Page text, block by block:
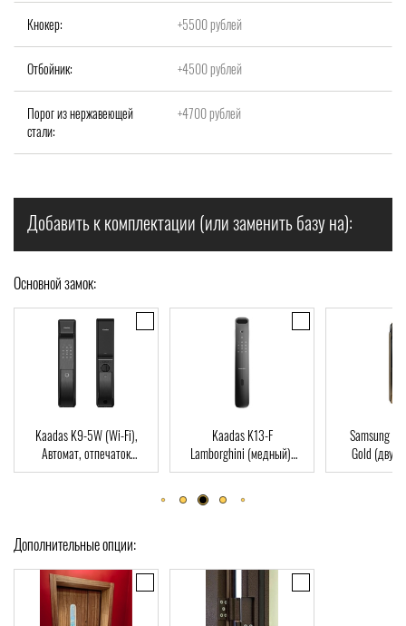
Кнокер: +5500 рублей
Отбойник: +4500 рублей
Порог из нержавеющей
стали:
+4700 рублей
Добавить к комплектации (или заменить базу на):
Основной замок:
Kaadas K13-F
Lamborghini (медный),
Автомат, Face-ID,
Samsung SHP-DP728
Gold (двухригельная
врезная часть), Автомат,
Dircode
ключ,
Дополнительные опции: